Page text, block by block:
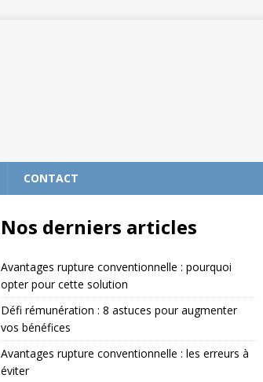
CONTACT
Nos derniers articles
Avantages rupture conventionnelle : pourquoi
opter pour cette solution
Défi rémunération : 8 astuces pour augmenter
vos bénéfices
Avantages rupture conventionnelle : les erreurs à
éviter